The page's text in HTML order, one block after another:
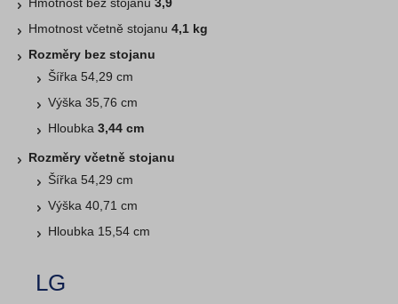
Hmotnost včetně stojanu 4,1 kg
Rozměry bez stojanu
Šířka 54,29 cm
Výška 35,76 cm
Hloubka 3,44 cm
Rozměry včetně stojanu
Šířka 54,29 cm
Výška 40,71 cm
Hloubka 15,54 cm
LG